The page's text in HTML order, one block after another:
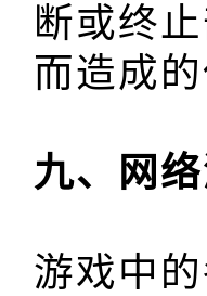
断或终
游戏中